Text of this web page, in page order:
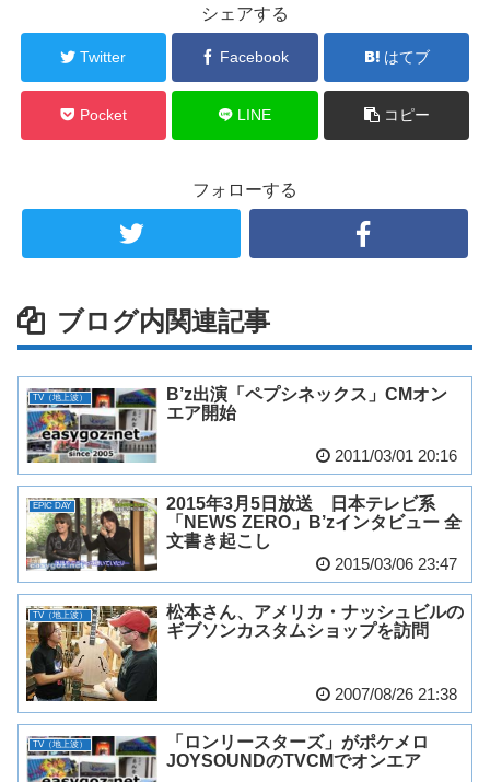
シェアする
Twitter Facebook はてブ
Pocket LINE コピー
フォローする
ブログ内関連記事
TV（地上波）
B’z出演「ペプシネックス」CMオン
エア開始
2011/03/01 20:16
EPIC DAY
2015年3月5日放送 日本テレビ系
「NEWS ZERO」B’zインタビュー 全
文書き起こし
2015/03/06 23:47
TV（地上波）
松本さん、アメリカ・ナッシュビルの
ギブソンカスタムショップを訪問
2007/08/26 21:38
TV（地上波）
「ロンリースターズ」がポケメロ
JOYSOUNDのTVCMでオンエア